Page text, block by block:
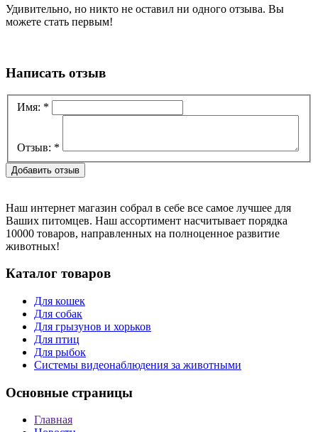
Удивительно, но никто не оставил ни одного отзыва. Вы
можете стать первым!
Написать отзыв
Имя: *
Отзыв: *
Наш интернет магазин собрал в себе все самое лучшее для
Ваших питомцев. Наш ассортимент насчитывает порядка
10000 товаров, направленных на полноценное развитие
животных!
Каталог товаров
Для кошек
Для собак
Для грызунов и хорьков
Для птиц
Для рыбок
Cистемы видеонаблюдения за животными
Основные страницы
Главная